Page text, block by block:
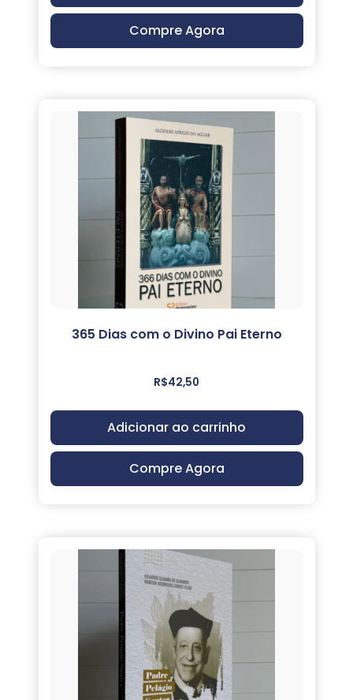
Compre Agora
365 Dias com o Divino Pai Eterno
R$42,50
Adicionar ao carrinho
Compre Agora